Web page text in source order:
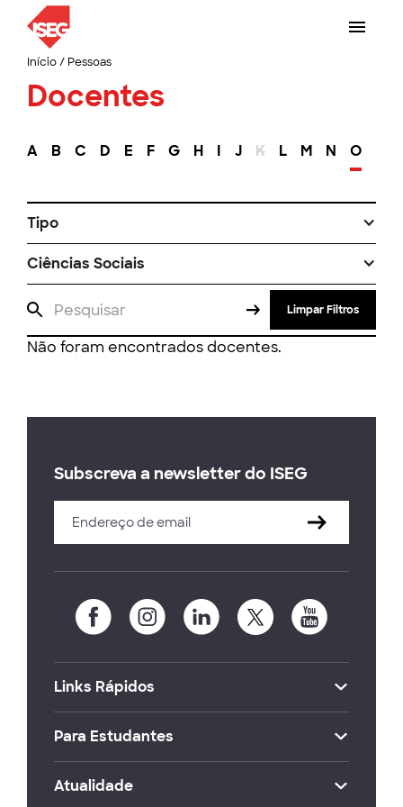
Início/ Pessoas
Docentes
A B C D E F G H I J K L M N O
Tipo
Ciências Sociais
Limpar Filtros
Não foram encontrados docentes.
Subscreva a newsletter do ISEG
Links Rápidos
Para Estudantes
Atualidade